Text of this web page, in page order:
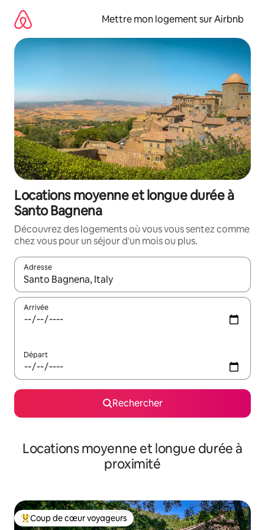
directement
contenu
Mettre mon logement sur Airbnb
Locations moyenne et longue durée à
Santo Bagnena
Découvrez des logements où vous vous sentez comme
chez vous pour un séjour d'un mois ou plus.
Adresse
Lorsque les résultats s'affichent, utilisez les flèches vers le
Arrivée
Départ
Rechercher
Locations moyenne et longue durée à
proximité
Coups de cœur voyageurs les plus appréciés
Coup de cœur voyageurs